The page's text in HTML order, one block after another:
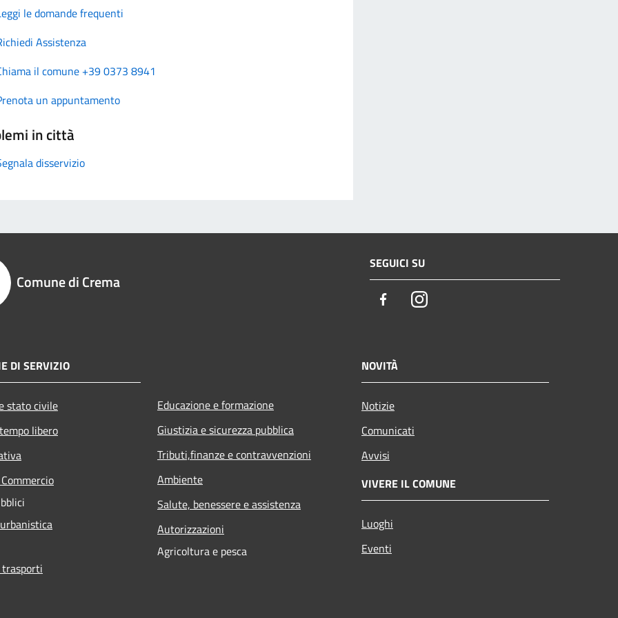
le domande frequenti
Assistenza
il comune +39 0373 8941
un appuntamento
in città
disservizio
Comune di Crema
SEGUICI SU
FacebookInstagram
DI SERVIZIO
stato civile
libero
Educazione e formazione
Giustizia e sicurezza pubblica
Tributi,finanze e contravvenzioni
Ambiente
Salute, benessere e assistenza
Autorizzazioni
Agricoltura e pesca
NOVITÀ
Notizie
Comunicati
Avvisi
VIVERE IL COMUNE
Luoghi
Eventi